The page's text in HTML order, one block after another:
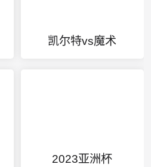
凯尔特vs魔术
2023亚洲杯